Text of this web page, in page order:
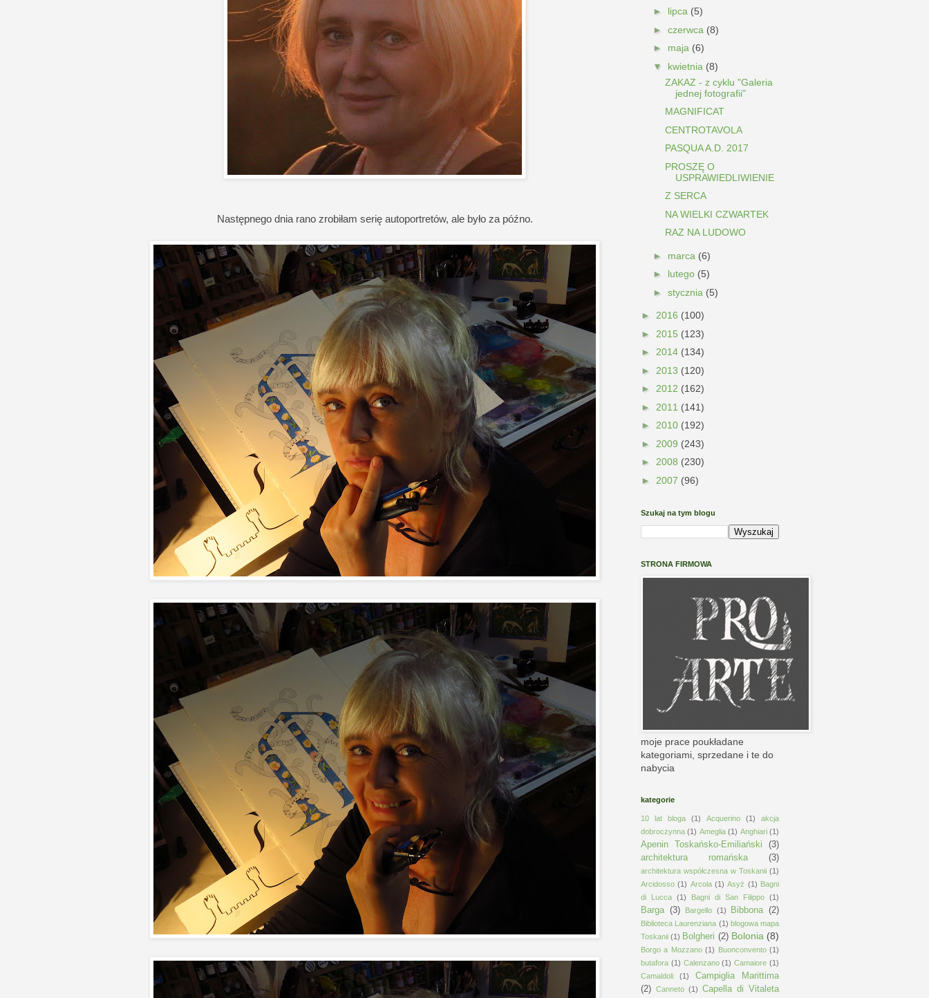
Następnego dnia rano zrobiłam serię autoportretów, ale było za późno.
► lipca (5)
► czerwca (8)
► maja (6)
▼ kwietnia (8)
ZAKAZ - z cyklu "Galeria
jednej fotografii"
MAGNIFICAT
CENTROTAVOLA
PASQUA A.D. 2017
PROSZĘ O
USPRAWIEDLIWIENIE
Z SERCA
NA WIELKI CZWARTEK
RAZ NA LUDOWO
► marca (6)
► lutego (5)
► stycznia (5)
► 2016 (100)
► 2015 (123)
► 2014 (134)
► 2013 (120)
► 2012 (162)
► 2011 (141)
► 2010 (192)
► 2009 (243)
► 2008 (230)
► 2007 (96)
Szukaj na tym blogu
STRONA FIRMOWA
moje prace poukładane
kategoriami, sprzedane i te do
nabycia
kategorie
10 lat bloga (1) Acquerino (1)
akcja
dobroczynna (1) Ameglia (1) Anghiari (1)
Apenin Toskańsko-Emiliański
(3)
architektura romańska
(3)
architektura współczesna w Toskanii (1)
Arcidosso (1) Arcola (1) Asyż (1) Bagni
di Lucca (1) Bagni di San Filippo (1)
Barga (3) Bargello (1) Bibbona (2)
Biblioteca Laurenziana (1) blogowa mapa
Toskanii (1) Bolgheri (2) Bolonia (8)
Borgo a Mozzano (1) Buonconvento (1)
butafora (1) Calenzano (1) Camaiore (1)
Camaldoli
(1)
Campiglia Marittima
(2) Canneto (1) Capella di Vitaleta